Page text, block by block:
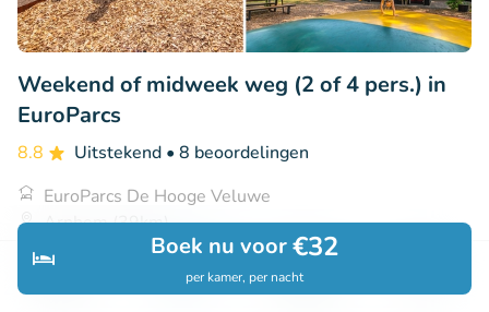
Zoeken Boekingen
Boek nu voor€32
per kamer, per nacht
Weekend of midweek weg (2 of 4 pers.) in
EuroParcs
8.8 Uitstekend • 8 beoordelingen
EuroParcs De Hooge Veluwe
Arnhem (39km)
Verkocht: 45